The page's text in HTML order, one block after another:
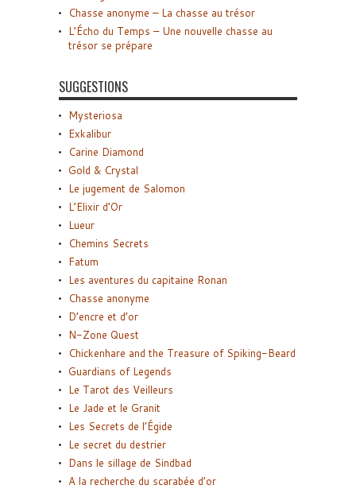
Chasse anonyme – La chasse au trésor
L’Écho du Temps – Une nouvelle chasse au
trésor se prépare
SUGGESTIONS
Mysteriosa
Exkalibur
Carine Diamond
Gold & Crystal
Le jugement de Salomon
L’Elixir d’Or
Lueur
Chemins Secrets
Fatum
Les aventures du capitaine Ronan
Chasse anonyme
D’encre et d’or
N-Zone Quest
Chickenhare and the Treasure of Spiking-Beard
Guardians of Legends
Le Tarot des Veilleurs
Le Jade et le Granit
Les Secrets de l’Égide
Le secret du destrier
Dans le sillage de Sindbad
A la recherche du scarabée d’or